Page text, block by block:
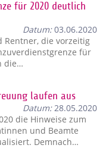
für 2020 deutlich
Datum:03.06.2020
die vorzeitig
für
die…
laufen aus
Datum:28.05.2020
die Hinweise zum
und Beamte
Demnach…